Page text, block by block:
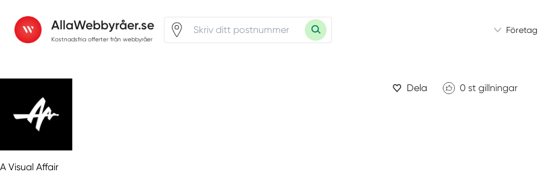
AllaWebbyråer.se
Kostnadsfria offerter från webbyråer
Företag
Dela 0 st gillningar
A Visual Affair